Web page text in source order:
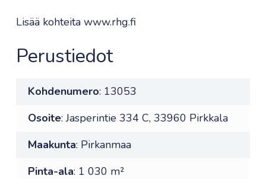
Lisää kohteita www.rhg.fi
Perustiedot
Kohdenumero: 13053
Osoite: Jasperintie 334 C, 33960 Pirkkala
Maakunta: Pirkanmaa
Pinta-ala: 1 030 m²